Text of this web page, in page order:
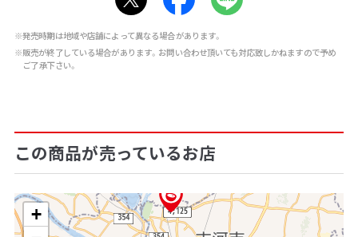
※発売時期は地域や店舗によって異なる場合があります。
※販売が終了している場合があります。お問い合わせ頂いても対応致しかねますので予め
ご了承下さい。
この商品が売っているお店
+